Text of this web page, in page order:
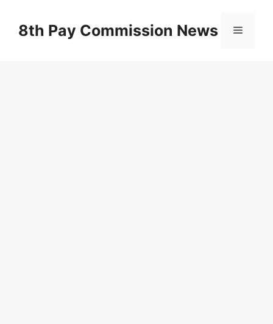
content8th Pay Commission News Menu